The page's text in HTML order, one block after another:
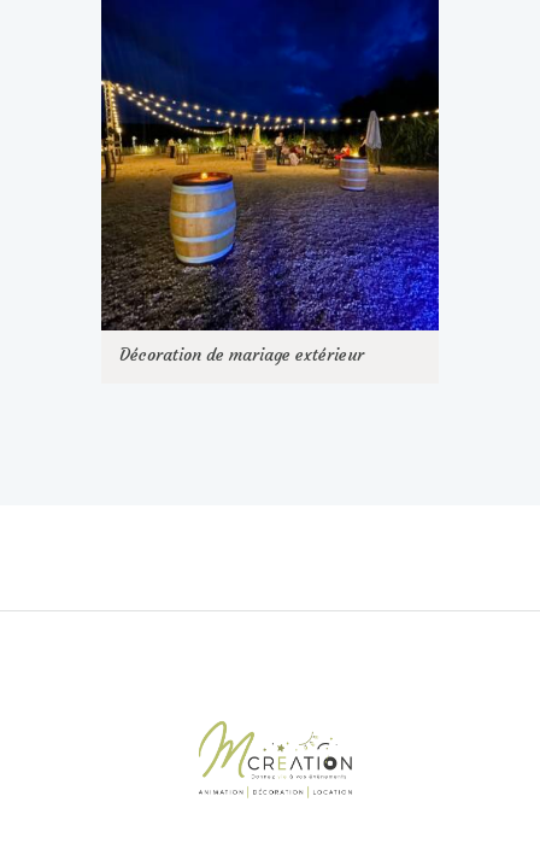
Décoration de mariage extérieur